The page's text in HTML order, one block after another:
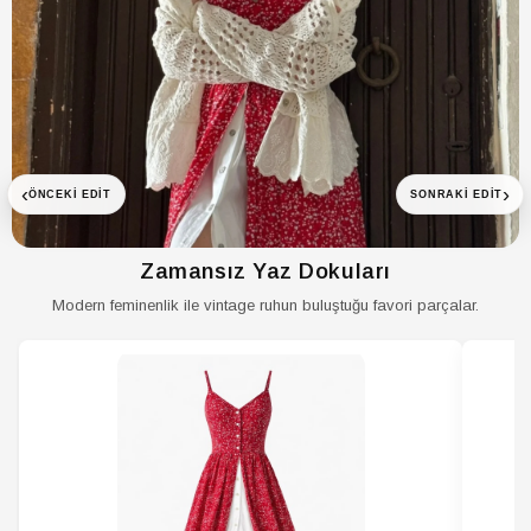
HIRKA Kumaş
Tipi
Dokuma
HIRKA Kutu
Durumu
Kutusuz
HIRKA Materyal Akrilik
HIRKA Menşei TR
HIRKA Ortam Günlük
HIRKA Paket
Tekli
HIRKA Parça
1
Tüm Sezonlar
Relaxed
Hayır
‹ÖNCEKI EDIT
Zamansız Yaz Dokuları
Modern feminenlik ile vintage ruhun buluştuğu favori parçalar.
SONRAKI EDIT ›